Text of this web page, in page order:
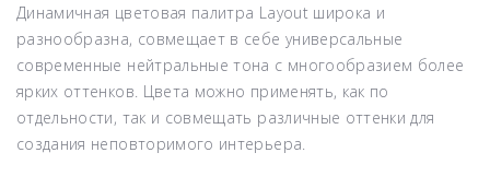
Динамичная цветовая палитра Layout широка и
разнообразна, совмещает в себе универсальные
современные нейтральные тона с многообразием более
ярких оттенков. Цвета можно применять, как по
отдельности, так и совмещать различные оттенки для
создания неповторимого интерьера.